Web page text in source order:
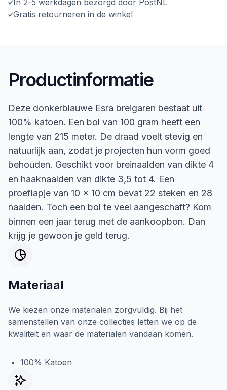
In 2-5 werkdagen bezorgd door PostNL
Gratis retourneren in de winkel
Productinformatie
Deze donkerblauwe Esra breigaren bestaat uit
100% katoen. Een bol van 100 gram heeft een
lengte van 215 meter. De draad voelt stevig en
natuurlijk aan, zodat je projecten hun vorm goed
behouden. Geschikt voor breinaalden van dikte 4
en haaknaalden van dikte 3,5 tot 4. Een
proeflapje van 10 x 10 cm bevat 22 steken en 28
naalden. Toch een bol te veel aangeschaft? Kom
binnen een jaar terug met de aankoopbon. Dan
krijg je gewoon je geld terug.
Materiaal
We kiezen onze materialen zorgvuldig. Bij het
samenstellen van onze collecties letten we op de
kwaliteit en waar de materialen vandaan komen.
100% Katoen